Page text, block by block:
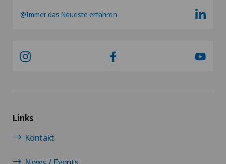
Kurzsichtigkeit (Myopie)
LBV-Verfahren
Magenchirurgie
@Immer das Neueste erfahren
Links
Kontakt